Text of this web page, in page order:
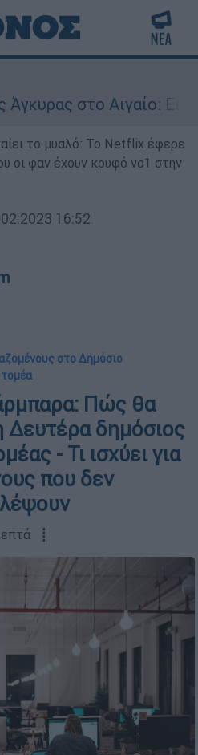
στο Αιγαίο: Εικονική
το μυαλό: Το Netflix έφερε
οι φαν έχουν κρυφό νο1 στην
16:52
στο Δημόσιο
τομέα
Πώς θα
Δευτέρα δημόσιος
- Τι ισχύει για
που δεν
┋